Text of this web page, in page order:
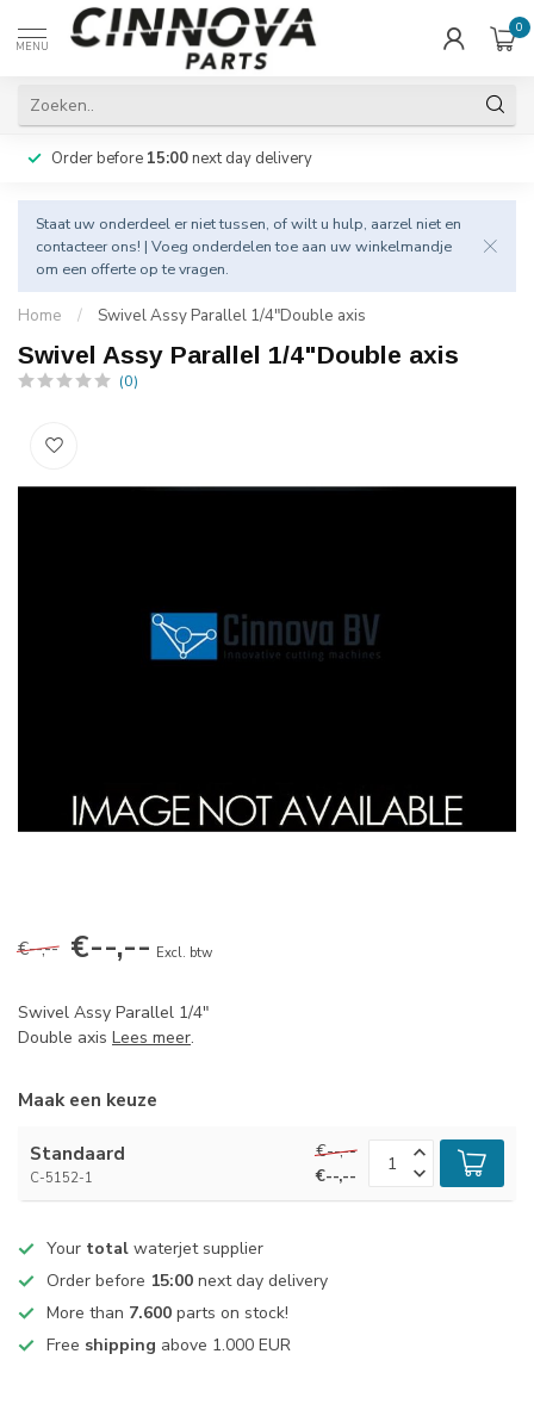
MENU
0
Order before 15:00next day delivery
Staat uw onderdeel er niet tussen, of wilt u hulp, aarzel niet en
contacteer ons! | Voeg onderdelen toe aan uw winkelmandje
om een offerte op te vragen.
Home / Swivel Assy Parallel 1/4"Double axis
Swivel Assy Parallel 1/4"Double axis
(0)
€--,-- €--,-- Excl. btw
Swivel Assy Parallel 1/4"
Double axis Lees meer.
Maak een keuze
Standaard
C-5152-1
€--,--
€--,--
Your total waterjet supplier
Order before 15:00 next day delivery
More than 7.600 parts on stock!
Free shipping above 1.000 EUR